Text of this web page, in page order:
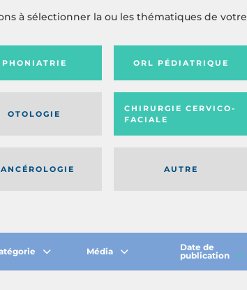
à sélectionner la ou les thématiques de votre
PHONIATRIE ORL PÉDIATRIQUE
OTOLOGIE
CHIRURGIE CERVICO-
FACIALE
AUTRE
Média
Date de
publication